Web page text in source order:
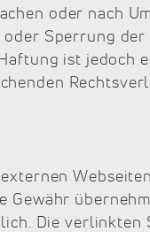
oder nach
Sperrung
ist jedoch
Gewähr
Die